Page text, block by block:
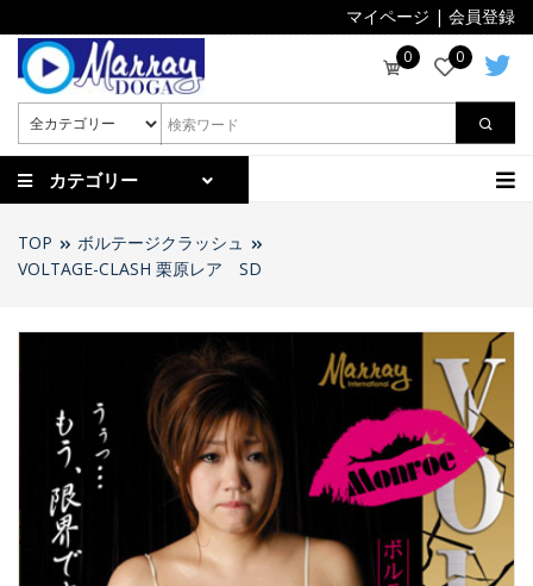
マイページ | 会員登録
0 0
カテゴリー
TOP
ボルテージクラッシュ
VOLTAGE-CLASH 栗原レア SD